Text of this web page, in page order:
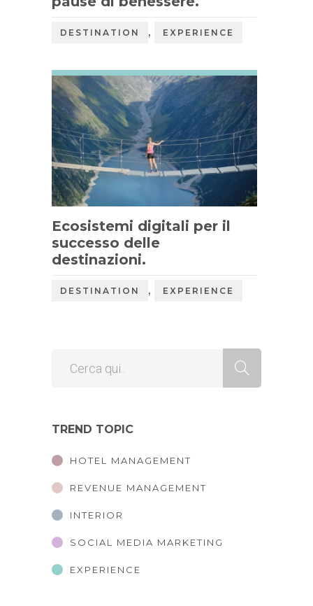
DESTINATION , EXPERIENCE
Ecosistemi digitali per il
successo delle
destinazioni.
DESTINATION , EXPERIENCE
TREND TOPIC
HOTEL MANAGEMENT
REVENUE MANAGEMENT
INTERIOR
SOCIAL MEDIA MARKETING
EXPERIENCE